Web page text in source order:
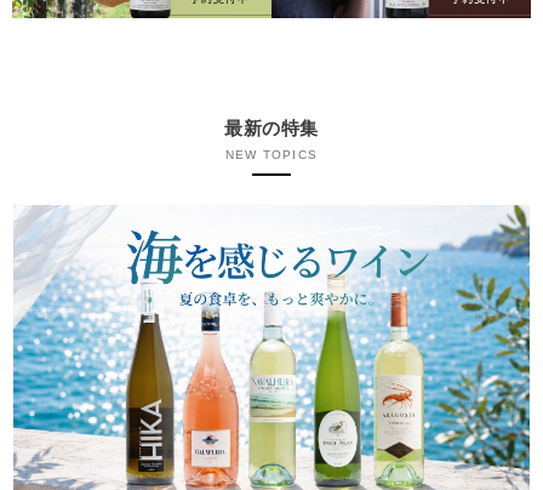
最新の特集
NEW TOPICS